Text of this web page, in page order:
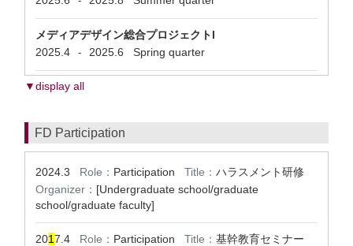
メディアデザイン総合プロジェクトI
2025.4
- 2025.6 Spring quarter
▼display all
FD Participation
2024.3 Role： Participation Title： ハラスメント研修
Organizer： [Undergraduate school/graduate
school/graduate faculty]
2017.4 Role： Participation Title： 基幹教育セミナー